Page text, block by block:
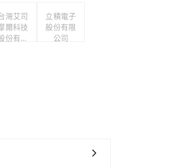
灣艾司
爾科技
份有限
立積電子
股份有限
公司